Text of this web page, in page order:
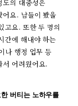
도의 대중성은
어요. 남들이 봤을
고요. 또한 두 명의
간에 해내야 하는
나 행정 업무 등
서 어려웠어요.
버티는 노하우를